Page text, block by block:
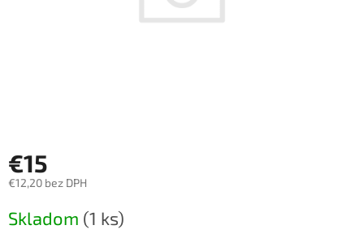
€15
€12,20 bez DPH
cena:
Skladom (1 ks)